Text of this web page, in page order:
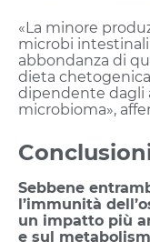
«La minore
microbi
abbondanza di
dieta
dipendente dagli
microbioma»,
Sebbene
l’immunità
un impatto più
e sul